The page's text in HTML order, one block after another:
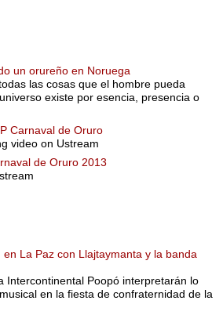
un orureño en Noruega
las cosas que el hombre pueda
existe por esencia, presencia o
Carnaval de Oruro
video on Ustream
de Oruro 2013
La Paz con Llajtaymanta y la banda
Intercontinental Poopó interpretarán lo
en la fiesta de confraternidad de la